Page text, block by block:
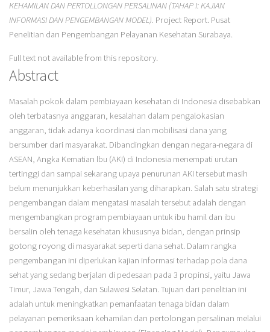
KEHAMILAN DAN PERTOLLONGAN PERSALINAN (TAHAP I: KAJIAN
INFORMASI DAN PENGEMBANGAN MODEL). Project Report. Pusat
Penelitian dan Pengembangan Pelayanan Kesehatan Surabaya.
Full text not available from this repository.
Abstract
Masalah pokok dalam pembiayaan kesehatan di Indonesia disebabkan
oleh terbatasnya anggaran, kesalahan dalam pengalokasian
anggaran, tidak adanya koordinasi dan mobilisasi dana yang
bersumber dari masyarakat. Dibandingkan dengan negara-negara di
ASEAN, Angka Kematian lbu (AKI) di Indonesia menempati urutan
tertinggi dan sampai sekarang upaya penurunan AKI tersebut masih
belum menunjukkan keberhasilan yang diharapkan. Salah satu strategi
pengembangan dalam mengatasi masalah tersebut adalah dengan
mengembangkan program pembiayaan untuk ibu hamil dan ibu
bersalin oleh tenaga kesehatan khususnya bidan, dengan prinsip
gotong royong di masyarakat seperti dana sehat. Dalam rangka
pengembangan ini diperlukan kajian informasi terhadap pola dana
sehat yang sedang berjalan di pedesaan pada 3 propinsi, yaitu Jawa
Timur, Jawa Tengah, dan Sulawesi Selatan. Tujuan dari penelitian ini
adalah untuk meningkatkan pemanfaatan tenaga bidan dalam
pelayanan pemeriksaan kehamilan dan pertolongan persalinan melalui